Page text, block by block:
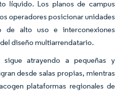
líquido. Los planos de campus
operadores posicionar unidades
de alto uso e interconexiones
diseño multiarrendatario.
sigue atrayendo a pequeñas y
desde salas propias, mientras
plataformas regionales de